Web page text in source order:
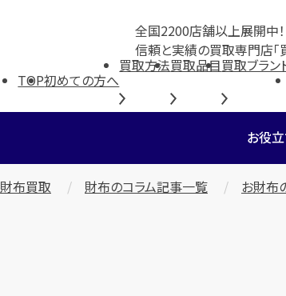
全国2200店舗以上展開中！
信頼と実績の買取専門店「
TOP初めての方へ
買取方法買取品目買取ブラン
お役
財布買取 財布のコラム記事一覧 お財布